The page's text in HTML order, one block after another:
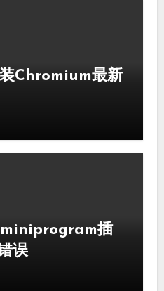
Chromium最新
插
误